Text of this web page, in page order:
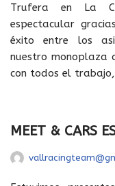
Trufera en La
espectacular
éxito entre los
nuestro monoplaza
con todos el
MEET & CARS